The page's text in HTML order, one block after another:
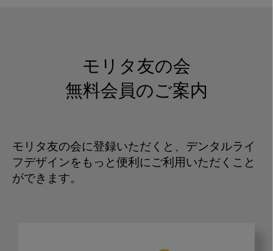
モリタ友の会
無料会員のご案内
モリタ友の会に登録いただくと、デンタルライ
フデザインをもっと便利にご利用いただくこと
ができます。